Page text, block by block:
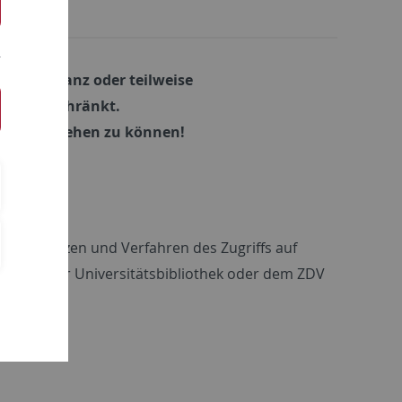
ist ganz oder teilweise
beschränkt.
sehen zu können!
Lizenzen und Verfahren des Zugriffs auf
der Universitätsbibliothek oder dem ZDV